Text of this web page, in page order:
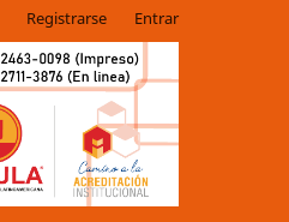
Registrarse Entrar